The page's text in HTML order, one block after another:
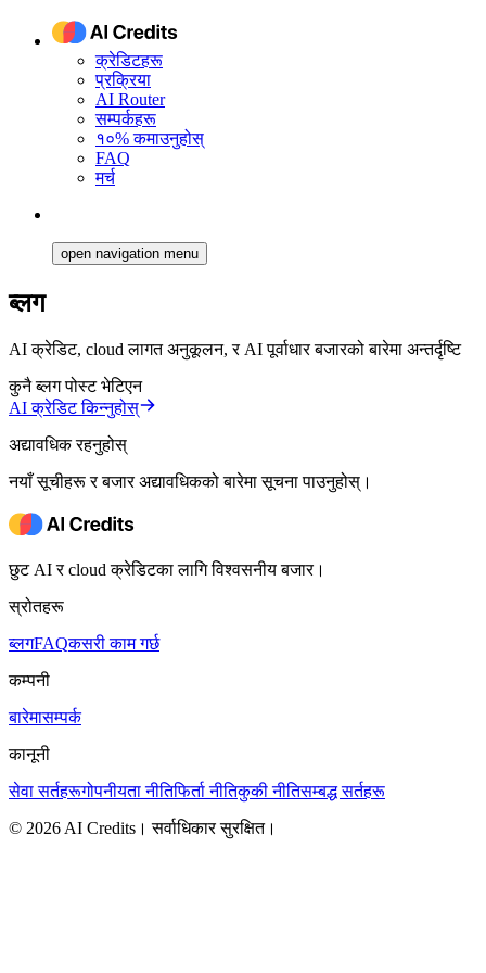
क्रेडिटहरू
प्रक्रिया
AI Router
सम्पर्कहरू
१०% कमाउनुहोस्
FAQ
मर्च
open navigation menu
ब्लग
AI क्रेडिट, cloud लागत अनुकूलन, र AI पूर्वाधार बजारको बारेमा अन्तर्दृष्टि
कुनै ब्लग पोस्ट भेटिएन
AI क्रेडिट किन्नुहोस्
अद्यावधिक रहनुहोस्
नयाँ सूचीहरू र बजार अद्यावधिकको बारेमा सूचना पाउनुहोस्।
छुट AI र cloud क्रेडिटका लागि विश्वसनीय बजार।
स्रोतहरू
ब्लगFAQकसरी काम गर्छ
कम्पनी
बारेमासम्पर्क
कानूनी
सेवा सर्तहरूगोपनीयता नीतिफिर्ता नीतिकुकी नीतिसम्बद्ध सर्तहरू
© 2026 AI Credits। सर्वाधिकार सुरक्षित।